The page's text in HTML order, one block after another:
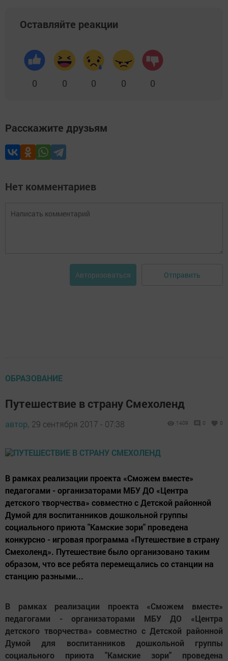
Оставляйте реакции
0 0 0 0 0
Расскажите друзьям
Нет комментариев
Авторизоваться Отправить
ОБРАЗОВАНИЕ
Путешествие в страну Смехоленд
автор, 29 сентября 2017 - 07:38 1409 0 0
В рамках реализации проекта «Сможем вместе»
педагогами - организаторами МБУ ДО «Центра
детского творчества» совместно с Детской районной
Думой для воспитанников дошкольной группы
социального приюта "Камские зори" проведена
конкурсно - игровая программа «Путешествие в страну
Смехоленд». Путешествие было организовано таким
образом, что все ребята перемещались со станции на
станцию разными...
В рамках реализации проекта «Сможем вместе»
педагогами - организаторами МБУ ДО «Центра
детского творчества» совместно с Детской районной
Думой для воспитанников дошкольной группы
социального приюта "Камские зори" проведена